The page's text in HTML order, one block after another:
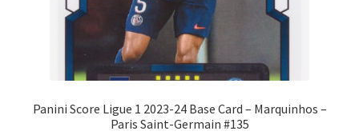
Panini Score Ligue 1 2023-24 Base Card – Marquinhos –
Paris Saint-Germain #135